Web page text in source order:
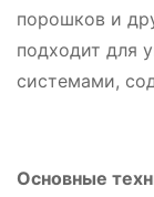
порошков и
подходит для
системами,
Основные